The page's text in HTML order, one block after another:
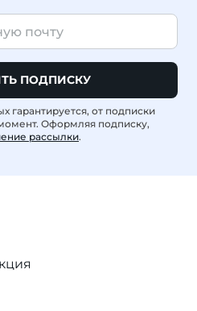
ПОДПИСКУ
гарантируется, от подписки
Оформляя подписку,
рассылки.